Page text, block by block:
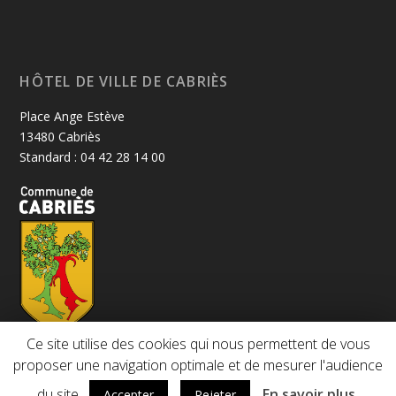
HÔTEL DE VILLE DE CABRIÈS
Place Ange Estève
13480 Cabriès
Standard : 04 42 28 14 00
Ce site utilise des cookies qui nous permettent de vous
proposer une navigation optimale et de mesurer l'audience